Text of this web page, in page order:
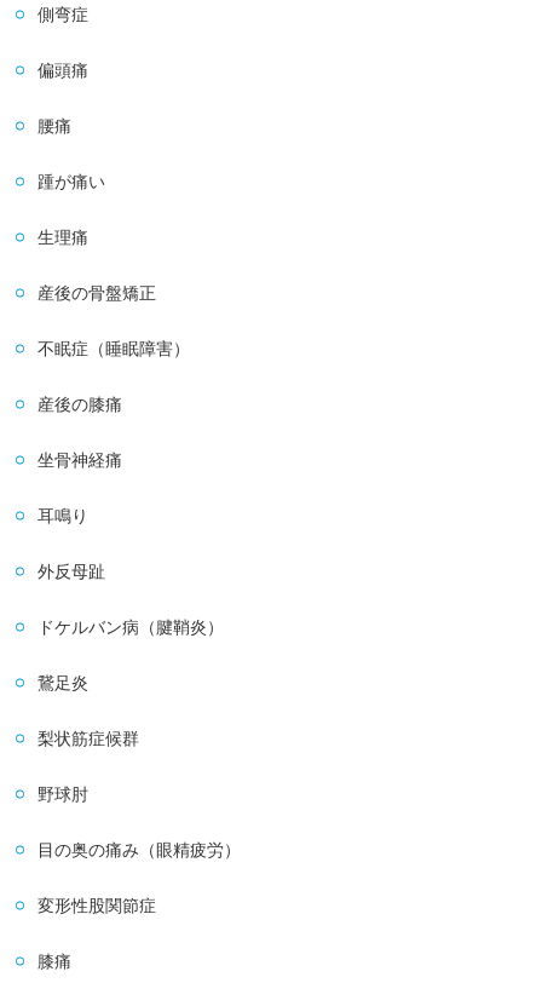
側弯症
偏頭痛
腰痛
踵が痛い
生理痛
産後の骨盤矯正
不眠症（睡眠障害）
産後の膝痛
坐骨神経痛
耳鳴り
外反母趾
ドケルバン病（腱鞘炎）
鵞足炎
梨状筋症候群
野球肘
目の奥の痛み（眼精疲労）
変形性股関節症
膝痛